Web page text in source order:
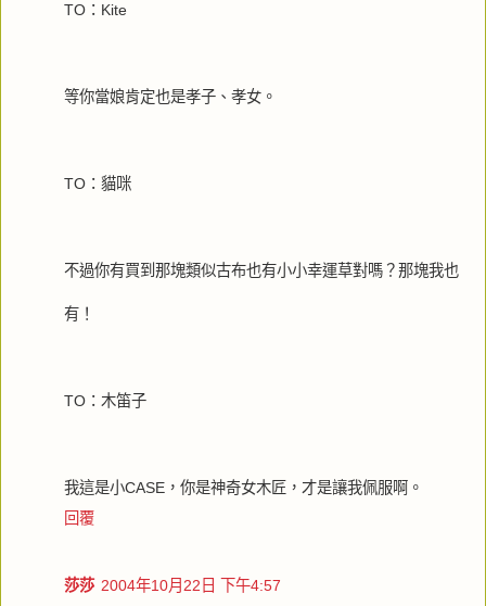
TO：Kite
等你當娘肯定也是孝子、孝女。
TO：貓咪
不過你有買到那塊類似古布也有小小幸運草對嗎？那塊我也
有！
TO：木笛子
我這是小CASE，你是神奇女木匠，才是讓我佩服啊。
回覆
莎莎 2004年10月22日 下午4:57